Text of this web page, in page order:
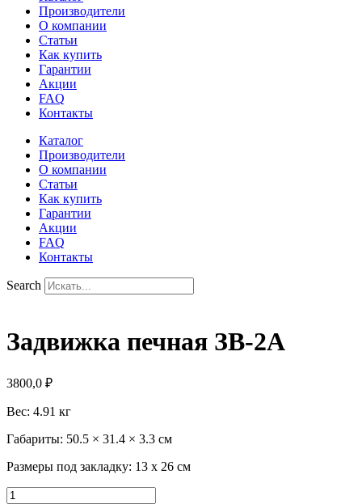
Производители
О компании
Статьи
Как купить
Гарантии
Акции
FAQ
Контакты
Каталог
Производители
О компании
Статьи
Как купить
Гарантии
Акции
FAQ
Контакты
Search
Задвижка печная ЗВ-2А
3800,0 ₽
Вес: 4.91 кг
Габариты: 50.5 × 31.4 × 3.3 см
Размеры под закладку: 13 х 26 см
Количество